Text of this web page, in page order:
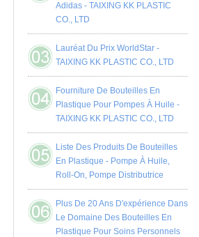
Adidas - TAIXING KK PLASTIC
CO., LTD
Lauréat Du Prix WorldStar -
TAIXING KK PLASTIC CO., LTD
Fourniture De Bouteilles En
Plastique Pour Pompes À Huile -
TAIXING KK PLASTIC CO., LTD
Liste Des Produits De Bouteilles
En Plastique - Pompe À Huile,
Roll-On, Pompe Distributrice
Plus De 20 Ans D'expérience Dans
Le Domaine Des Bouteilles En
Plastique Pour Soins Personnels